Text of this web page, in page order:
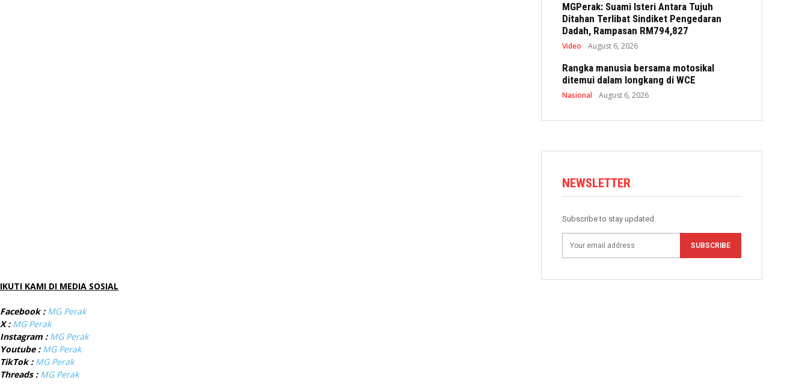
MGPerak: Suami Isteri Antara Tujuh
Ditahan Terlibat Sindiket Pengedaran
Dadah, Rampasan RM794,827
Video August 6, 2026
Rangka manusia bersama motosikal
ditemui dalam longkang di WCE
Nasional August 6, 2026
NEWSLETTER
Subscribe to stay updated.
SUBSCRIBE
IKUTI KAMI DI MEDIA SOSIAL
Facebook : MG Perak
X : MG Perak
Instagram : MG Perak
Youtube : MG Perak
TikTok : MG Perak
Threads : MG Perak